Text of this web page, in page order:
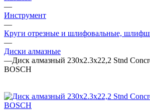
—
Инструмент
—
Круги отрезные и шлифовальные,
—
Диски алмазные
—Диск алмазный 230х2.3x22,2 Stnd
BOSCH